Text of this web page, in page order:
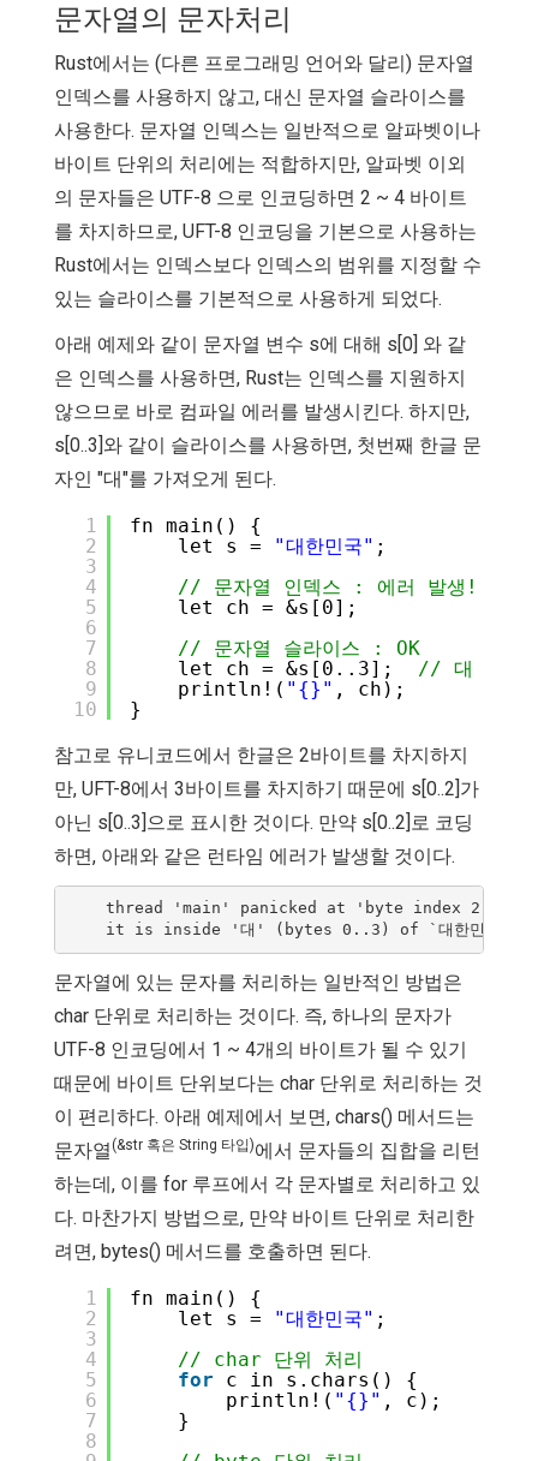
문자열의 문자처리
Rust에서는 (다른 프로그래밍 언어와 달리) 문자열
인덱스를 사용하지 않고, 대신 문자열 슬라이스를
사용한다. 문자열 인덱스는 일반적으로 알파벳이나
바이트 단위의 처리에는 적합하지만, 알파벳 이외
의 문자들은 UTF-8 으로 인코딩하면 2 ~ 4 바이트
를 차지하므로, UFT-8 인코딩을 기본으로 사용하는
Rust에서는 인덱스보다 인덱스의 범위를 지정할 수
있는 슬라이스를 기본적으로 사용하게 되었다.
아래 예제와 같이 문자열 변수 s에 대해 s[0] 와 같
은 인덱스를 사용하면, Rust는 인덱스를 지원하지
않으므로 바로 컴파일 에러를 발생시킨다. 하지만,
s[0..3]와 같이 슬라이스를 사용하면, 첫번째 한글 문
자인 "대"를 가져오게 된다.
1
2
3
4
5
6
7
8
9
10
fn main() {
let s =
"대한민국" ;
// 문자열 인덱스 : 에러 발생!
let ch = &s[0];
// 문자열 슬라이스 : OK
let ch = &s[0..3]; // 대
println!( "{}" , ch);
}
참고로 유니코드에서 한글은 2바이트를 차지하지
만, UFT-8에서 3바이트를 차지하기 때문에 s[0..2]가
아닌 s[0..3]으로 표시한 것이다. 만약 s[0..2]로 코딩
하면, 아래와 같은 런타임 에러가 발생할 것이다.
thread 'main' panicked at 'byte index 2 is
문자열에 있는 문자를 처리하는 일반적인 방법은
char 단위로 처리하는 것이다. 즉, 하나의 문자가
UTF-8 인코딩에서 1 ~ 4개의 바이트가 될 수 있기
때문에 바이트 단위보다는 char 단위로 처리하는 것
이 편리하다. 아래 예제에서 보면, chars() 메서드는
문자열 (&str 혹은 String 타입)에서 문자들의 집합을 리턴
하는데, 이를 for 루프에서 각 문자별로 처리하고 있
다. 마찬가지 방법으로, 만약 바이트 단위로 처리한
려면, bytes() 메서드를 호출하면 된다.
1
2
3
4
5
6
7
8
fn main() {
let s =
"대한민국" ;
// char 단위 처리
for
c in s.chars() {
println!( "{}" , c);
}